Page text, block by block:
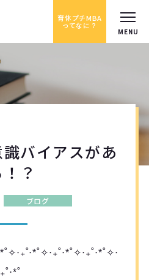
育休プチMBA
ってなに？
バイアスがあ
？
ブログ